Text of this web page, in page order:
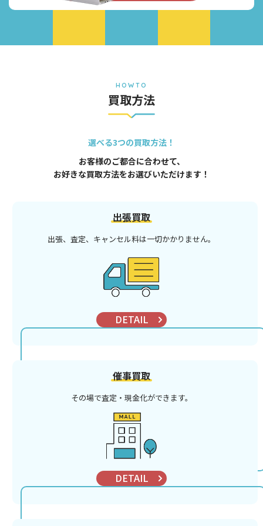
HOWTO
買取方法
選べる3つの買取方法！
お客様のご都合に合わせて、
お好きな買取方法をお選びいただけます！
出張買取
出張、査定、キャンセル料は一切かかりません。
DETAIL
催事買取
その場で査定・現金化ができます。
DETAIL